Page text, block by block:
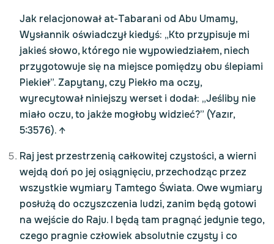
Jak relacjonował at-Tabarani od Abu Umamy,
Wysłannik oświadczył kiedyś: „Kto przypisuje mi
jakieś słowo, którego nie wypowiedziałem, niech
przygotowuje się na miejsce pomiędzy obu ślepiami
Piekieł”. Zapytany, czy Piekło ma oczy,
wyrecytował niniejszy werset i dodał: „Jeśliby nie
miało oczu, to jakże mogłoby widzieć?” (Yazır,
5:3576). ↑
Raj jest przestrzenią całkowitej czystości, a wierni
wejdą doń po jej osiągnięciu, przechodząc przez
wszystkie wymiary Tamtego Świata. Owe wymiary
posłużą do oczyszczenia ludzi, zanim będą gotowi
na wejście do Raju. I będą tam pragnąć jedynie tego,
czego pragnie człowiek absolutnie czysty i co